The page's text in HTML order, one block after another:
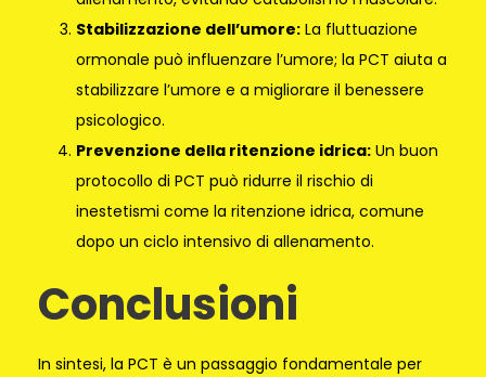
Stabilizzazione dell’umore: La fluttuazione
ormonale può influenzare l’umore; la PCT aiuta a
stabilizzare l’umore e a migliorare il benessere
psicologico.
Prevenzione della ritenzione idrica: Un buon
protocollo di PCT può ridurre il rischio di
inestetismi come la ritenzione idrica, comune
dopo un ciclo intensivo di allenamento.
Conclusioni
In sintesi, la PCT è un passaggio fondamentale per